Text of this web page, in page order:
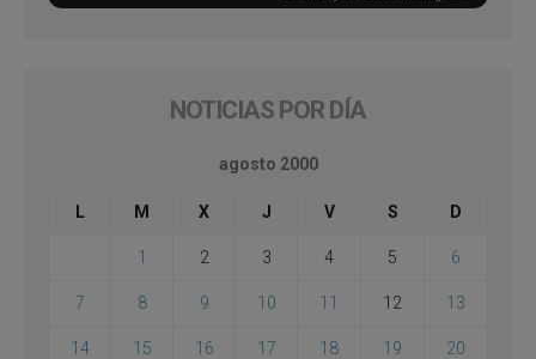
NOTICIAS POR DÍA
agosto 2000
L M X J V S D
1 2 3 4 5 6
7 8 9 10 11 12 13
14 15 16 17 18 19 20